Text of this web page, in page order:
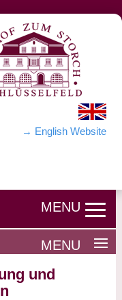
→ English Website
und